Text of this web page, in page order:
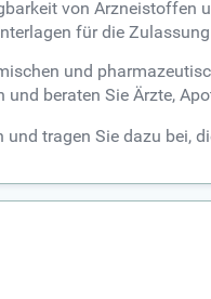
von
für die
und
beraten Sie Ärzte,
tragen Sie dazu bei,